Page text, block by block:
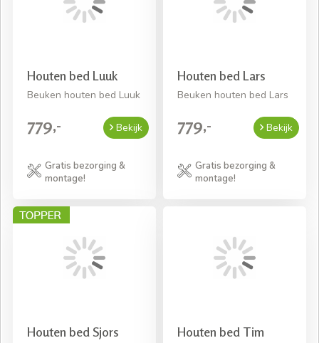
Houten bed Luuk
Beuken houten bed Luuk
779,- Bekijk
Gratis bezorging &
montage!
Houten bed Lars
Beuken houten bed Lars
779,- Bekijk
Gratis bezorging &
montage!
Houten bed Sjors Houten bed Tim